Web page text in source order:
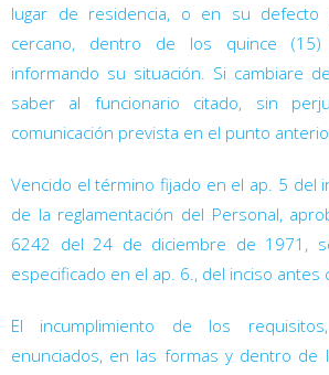
lugar de residencia, o en su
cercano, dentro de los quince
informando su situación. Si cambiare
saber al funcionario citado, sin
comunicación prevista en el punto
Vencido el término fijado en el ap. 5 del
de la reglamentación del Personal,
6242 del 24 de diciembre de 1971,
especificado en el ap. 6., del inciso antes
El incumplimiento de los
enunciados, en las formas y dentro de